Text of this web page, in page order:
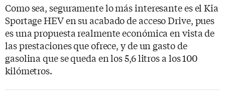
Como sea, seguramente lo más interesante es el Kia
Sportage HEV en su acabado de acceso Drive, pues
es una propuesta realmente económica en vista de
las prestaciones que ofrece, y de un gasto de
gasolina que se queda en los 5,6 litros a los 100
kilómetros.